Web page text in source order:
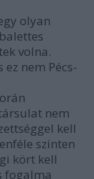
olyan
volna.
nem Pécs-
nem
kell
szinten
kört kell
fogalma